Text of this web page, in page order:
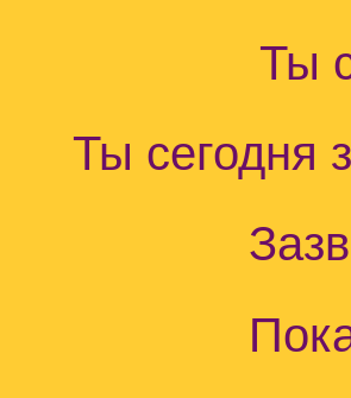
Ты
Ты сегодня